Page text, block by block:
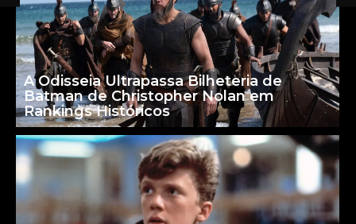
A Odisseia Ultrapassa Bilheteria de
Batman de Christopher Nolan em
Rankings Históricos